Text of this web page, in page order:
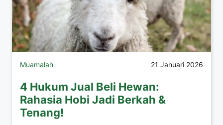
Muamalah 21 Januari 2026
4 Hukum Jual Beli Hewan:
Rahasia Hobi Jadi Berkah &
Tenang!